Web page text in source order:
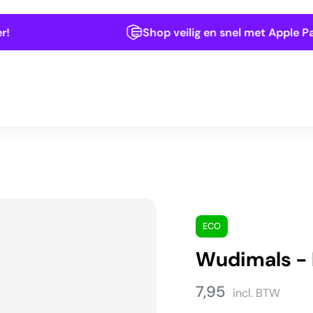
Shop veilig en snel met Apple Pay, IDeal, Mastercard of
ECO
Wudimals -
7,95 incl. BTW